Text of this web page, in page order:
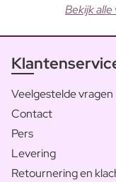
Bekijk
Veelgestelde vragen
Contact
Pers
Levering
Retournering en